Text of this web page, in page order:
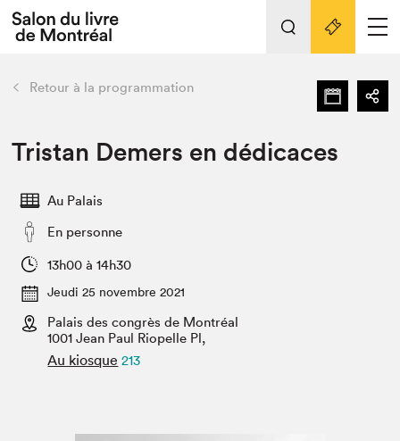
Espace médias
Espace exposant⋅e⋅s
Tout sur l'édition 2022
Actualités
Vidéos et Balados
Club de lecture Braindate
retour Nos activités
Édition 2022
Planifier sa visite
Projets partenaires 2022
Archives
Liens pratiques
Retour à la programmation
Tristan Demers en dédicaces
Au Palais
En personne
13h00 à 14h30
Jeudi 25 novembre 2021
Palais des congrès de Montréal
1001 Jean Paul Riopelle Pl,
Au kiosque 213